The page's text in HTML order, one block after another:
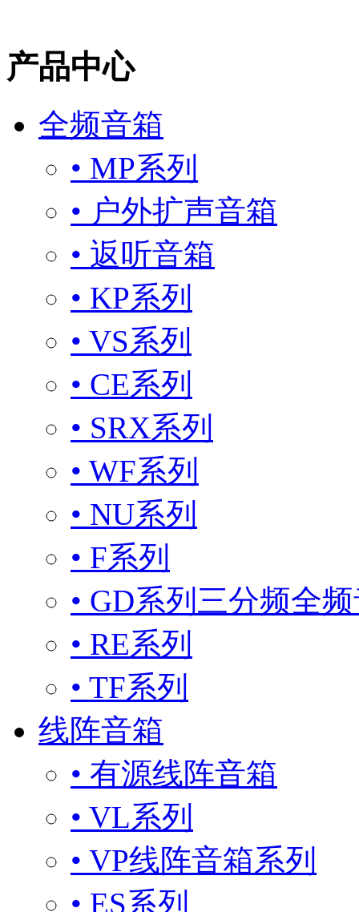
产品中心
全频音箱
• MP系列
• 户外扩声音箱
• 返听音箱
• KP系列
• VS系列
• CE系列
• SRX系列
• WF系列
• NU系列
• F系列
• GD系列三分频全
• RE系列
• TF系列
线阵音箱
• 有源线阵音箱
• VL系列
• VP线阵音箱系列
• ES系列